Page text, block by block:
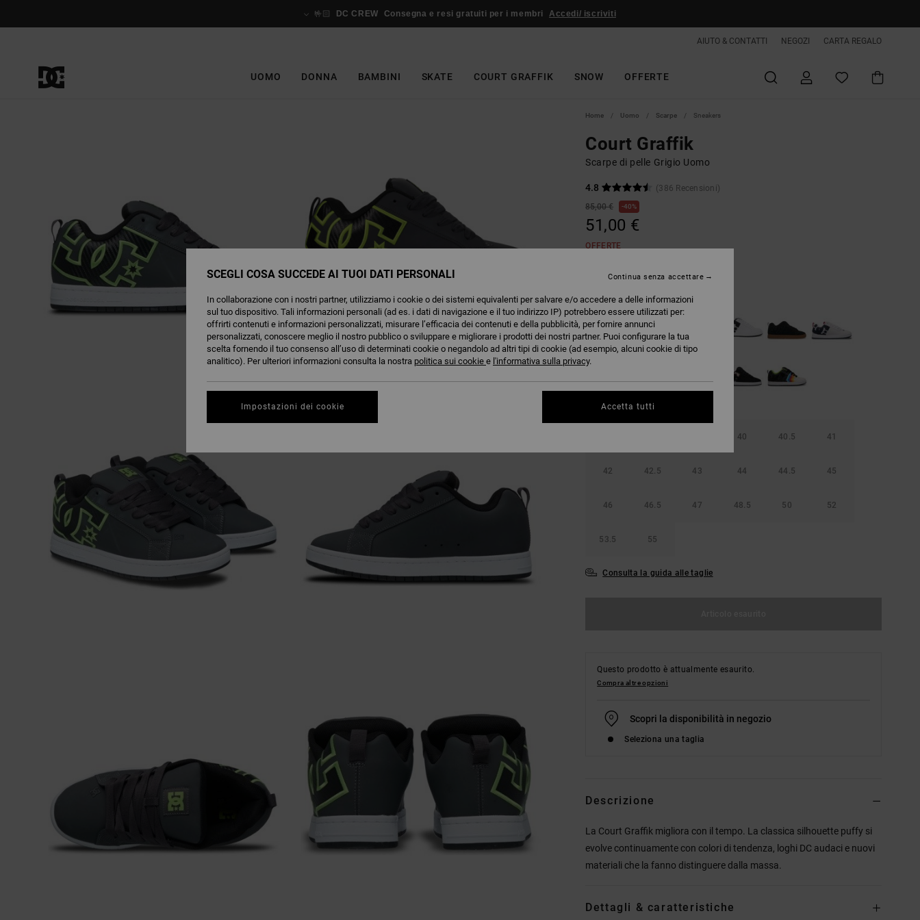
🤟🏻 DC CREW Consegna e resi gratuiti per i membri Accedi/ iscriviti
AIUTO & CONTATTI NEGOZI CARTA REGALO
UOMO DONNA BAMBINI SKATE COURT GRAFFIK SNOW OFFERTE
Home Uomo Scarpe Sneakers
Court Graffik
Scarpe di pelle Grigio Uomo
4.8
(386 Recensioni)
85,00 €
40%
51,00 €
OFFERTE
40 40.5 41
42 42.5 43 44 44.5 45
46 46.5 47 48.5 50 52
53.5 55
Consulta la guida alle taglie
Questo prodotto è attualmente esaurito.
Compra altre opzioni
Scopri la disponibilità in negozio
Seleziona una taglia
Descrizione
La Court Graffik migliora con il tempo. La classica silhouette puffy si
evolve continuamente con colori di tendenza, loghi DC audaci e nuovi
materiali che la fanno distinguere dalla massa.
Dettagli & caratteristiche
SCEGLI COSA SUCCEDE AI TUOI DATI PERSONALI
In collaborazione con i nostri partner, utilizziamo i cookie o dei sistemi equivalenti per salvare e/o accedere a delle informazioni
sul tuo dispositivo. Tali informazioni personali (ad es. i dati di navigazione e il tuo indirizzo IP) potrebbero essere utilizzati per:
offrirti contenuti e informazioni personalizzati, misurare l’efficacia dei contenuti e della pubblicità, per fornire annunci
personalizzati, conoscere meglio il nostro pubblico o sviluppare e migliorare i prodotti dei nostri partner. Puoi configurare la tua
scelta fornendo il tuo consenso all’uso di determinati cookie o negandolo ad altri tipi di cookie (ad esempio, alcuni cookie di tipo
analitico). Per ulteriori informazioni consulta la nostra politica sui cookie e l'informativa sulla privacy.
Impostazioni dei cookie
Continua senza accettare
Accetta tutti